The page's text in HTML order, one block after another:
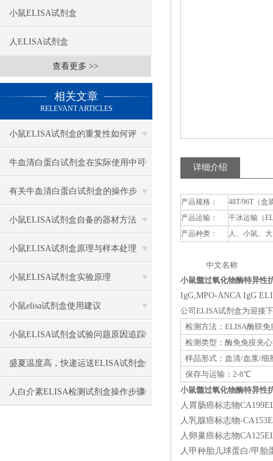
小鼠ELISA试剂盒
人ELISA试剂盒
查看更多 >>
相关文章
RELEVANT ARTICLES
小鼠ELISA试剂盒的重复性如何评
估？
牛血清白蛋白试剂盒在实际使用中可
分为多种类型测定
有关牛血清白蛋白试剂盒的操作步
骤，以下有详细说明
小鼠ELISA试剂盒自备的器材方法
小鼠ELISA试剂盒原理与样本处理
小鼠ELISA试剂盒实验原理
小鼠elisa试剂盒使用建议
小鼠ELISA试剂盒试验问题原因追踪
盛夏温度高，快递运送ELISA试剂盒
要做哪些保温保冷措施防止失效？
人白介素ELISA检测试剂盒​操作步骤
详细介绍
产品规格：
48T/96T（盒
产品运输：
干冰运输（
产品种类：
人、小鼠、
中文名称 英
小鼠髓过氧化物酶特异性
IgG,MPO-ANCA IgG
公司ELISA试剂盒为迎接
检测方法：ELISA酶联免
检测类型：酶免免疫夹
样品形式：血清/血浆/细
保存与运输：2-8℃
小鼠髓过氧化物酶特异性
人胃肠癌标志物
人乳腺癌标志物-
人卵巢癌标志物
人甲种胎儿球蛋白/甲胎